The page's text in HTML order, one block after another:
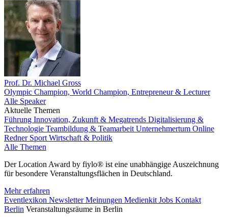
Prof. Dr. Michael Gross
Olympic Champion, World Champion, Entrepreneur & Lecturer
Alle Speaker
Aktuelle Themen
Führung Innovation, Zukunft & Megatrends Digitalisierung &
Technologie Teambildung & Teamarbeit Unternehmertum Online
Redner Sport Wirtschaft & Politik
Alle Themen
Der Location Award by fiylo® ist eine unabhängige Auszeichnung
für besondere Veranstaltungsflächen in Deutschland.
Mehr erfahren
Eventlexikon NewsletterMeinungen Medienkit Jobs Kontakt
Berlin Veranstaltungsräume in Berlin